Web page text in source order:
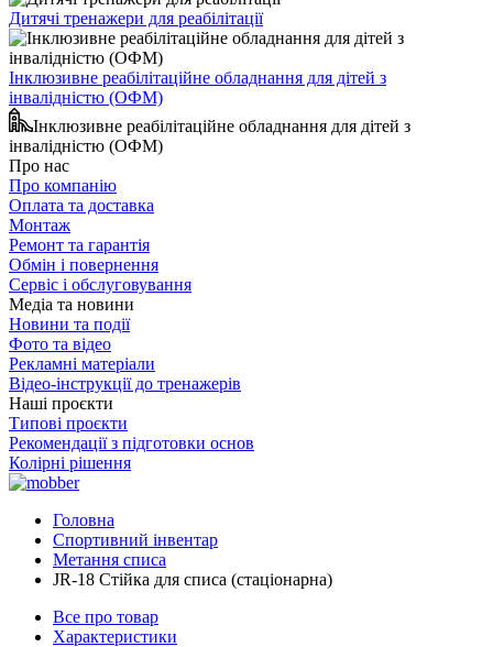
Дитячі тренажери для реабілітації
Інклюзивне реабілітаційне обладнання для дітей з
інвалідністю (ОФМ)
Інклюзивне реабілітаційне обладнання для дітей з
інвалідністю (ОФМ)
Про нас
Про компанію
Оплата та доставка
Монтаж
Ремонт та гарантія
Обмін і повернення
Сервіс і обслуговування
Медіа та новини
Новини та події
Фото та відео
Рекламні матеріали
Відео-інструкції до тренажерів
Наші проєкти
Типові проєкти
Рекомендації з підготовки основ
Колірні рішення
Головна
Спортивний інвентар
Метання списа
JR-18 Стійка для списа (стаціонарна)
Все про товар
Характеристики